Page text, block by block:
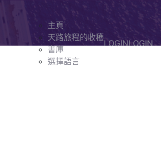
主頁
天路旅程的收穫
書庫
選擇語言
LOGINLOGIN